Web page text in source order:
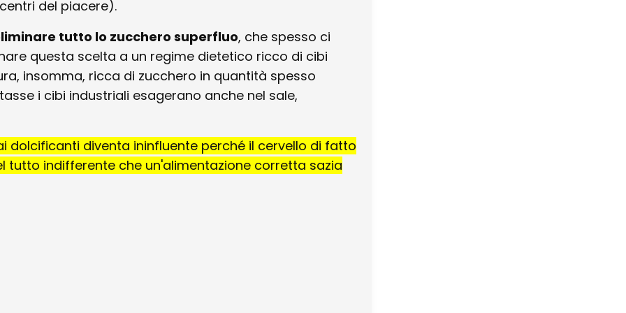
del piacere).
tutto lo zucchero superfluo, che spesso ci
questa scelta a un regime dietetico ricco di cibi
insomma, ricca di zucchero in quantità spesso
i cibi industriali esagerano anche nel sale,
dolcificanti diventa ininfluente perché il cervello di fatto
tutto indifferente che un'alimentazione corretta sazia